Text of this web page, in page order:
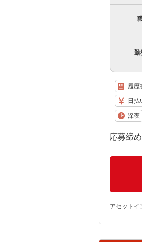
勤
履歴
日払
深夜
応募締
アセットイ